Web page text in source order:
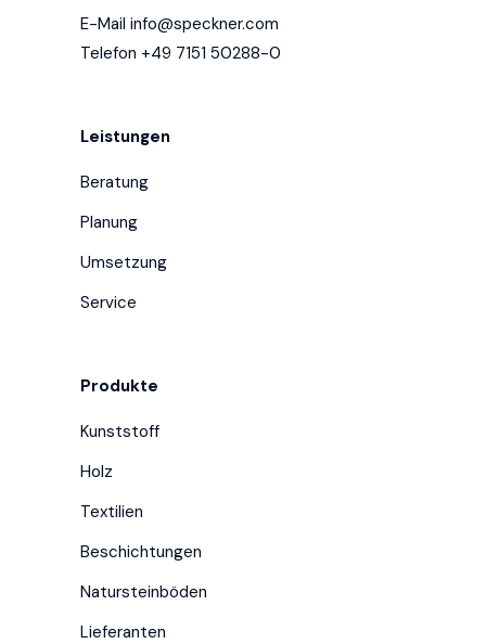
E-Mail info@speckner.com
Telefon +49 7151 50288-0
Leistungen
Beratung
Planung
Umsetzung
Service
Produkte
Kunststoff
Holz
Textilien
Beschichtungen
Natursteinböden
Lieferanten